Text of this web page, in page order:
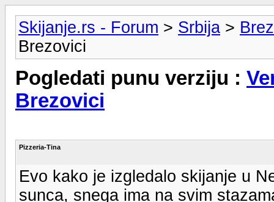
Skijanje.rs - Forum > Srbija >
Brezovici
Pogledati punu verziju :
Brezovici
Pizzeria-Tina
Evo kako je izgledalo skijanje u
sunca, snega ima na svim